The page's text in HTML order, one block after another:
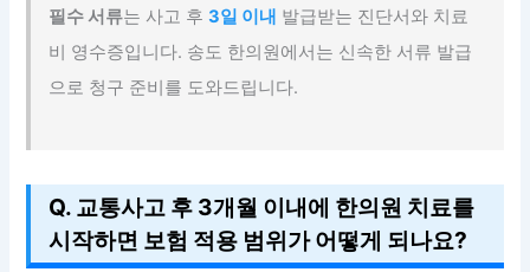
필수 서류는 사고 후3일 이내 발급받는 진단서와 치료
비 영수증입니다. 송도 한의원에서는 신속한 서류 발급
으로 청구 준비를 도와드립니다.
Q. 교통사고 후 3개월 이내에 한의원 치료를
시작하면 보험 적용 범위가 어떻게 되나요?